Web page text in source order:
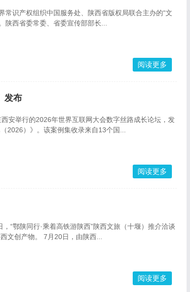
识产权组织中国服务处、陕西省版权局联合主办的“文
陕西省委常委、省委宣传部部长...
阅读更多
发布
安举行的2026年世界互联网大会数字丝路成长论坛，发
2026）》。该案例集收录来自13个国...
阅读更多
“鄂陕同行·乘着高铁游陕西”陕西文旅（十堰）推介洽谈
文创产物。 7月20日，由陕西...
阅读更多